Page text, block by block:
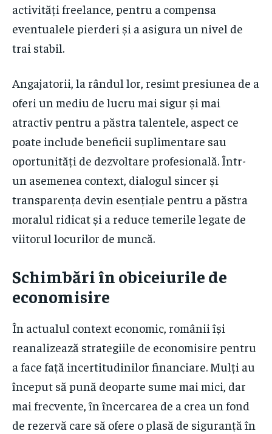
activități freelance, pentru a compensa
eventualele pierderi și a asigura un nivel de
trai stabil.
Angajatorii, la rândul lor, resimt presiunea de a
oferi un mediu de lucru mai sigur și mai
atractiv pentru a păstra talentele, aspect ce
poate include beneficii suplimentare sau
oportunități de dezvoltare profesională. Într-
un asemenea context, dialogul sincer și
transparența devin esențiale pentru a păstra
moralul ridicat și a reduce temerile legate de
viitorul locurilor de muncă.
Schimbări în obiceiurile de
economisire
În actualul context economic, românii își
reanalizează strategiile de economisire pentru
a face față incertitudinilor financiare. Mulți au
început să pună deoparte sume mai mici, dar
mai frecvente, în încercarea de a crea un fond
de rezervă care să ofere o plasă de siguranță în